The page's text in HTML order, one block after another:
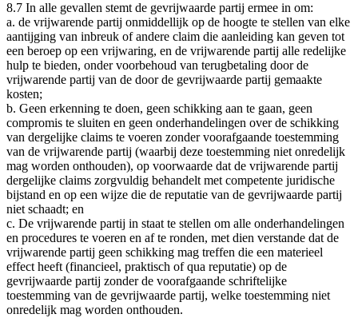
8.7 In alle gevallen stemt de gevrijwaarde partij ermee in om:
a. de vrijwarende partij onmiddellijk op de hoogte te stellen van elke
aantijging van inbreuk of andere claim die aanleiding kan geven tot
een beroep op een vrijwaring, en de vrijwarende partij alle redelijke
hulp te bieden, onder voorbehoud van terugbetaling door de
vrijwarende partij van de door de gevrijwaarde partij gemaakte
kosten;
b. Geen erkenning te doen, geen schikking aan te gaan, geen
compromis te sluiten en geen onderhandelingen over de schikking
van dergelijke claims te voeren zonder voorafgaande toestemming
van de vrijwarende partij (waarbij deze toestemming niet onredelijk
mag worden onthouden), op voorwaarde dat de vrijwarende partij
dergelijke claims zorgvuldig behandelt met competente juridische
bijstand en op een wijze die de reputatie van de gevrijwaarde partij
niet schaadt; en
c. De vrijwarende partij in staat te stellen om alle onderhandelingen
en procedures te voeren en af te ronden, met dien verstande dat de
vrijwarende partij geen schikking mag treffen die een materieel
effect heeft (financieel, praktisch of qua reputatie) op de
gevrijwaarde partij zonder de voorafgaande schriftelijke
toestemming van de gevrijwaarde partij, welke toestemming niet
onredelijk mag worden onthouden.